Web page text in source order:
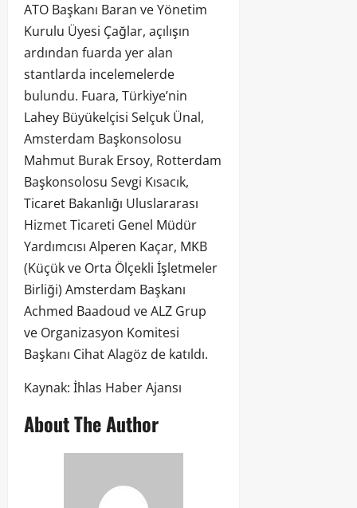
ATO Başkanı Baran ve Yönetim
Kurulu Üyesi Çağlar, açılışın
ardından fuarda yer alan
stantlarda incelemelerde
bulundu. Fuara, Türkiye’nin
Lahey Büyükelçisi Selçuk Ünal,
Amsterdam Başkonsolosu
Mahmut Burak Ersoy, Rotterdam
Başkonsolosu Sevgi Kısacık,
Ticaret Bakanlığı Uluslararası
Hizmet Ticareti Genel Müdür
Yardımcısı Alperen Kaçar, MKB
(Küçük ve Orta Ölçekli İşletmeler
Birliği) Amsterdam Başkanı
Achmed Baadoud ve ALZ Grup
ve Organizasyon Komitesi
Başkanı Cihat Alagöz de katıldı.
Kaynak: İhlas Haber Ajansı
About The Author